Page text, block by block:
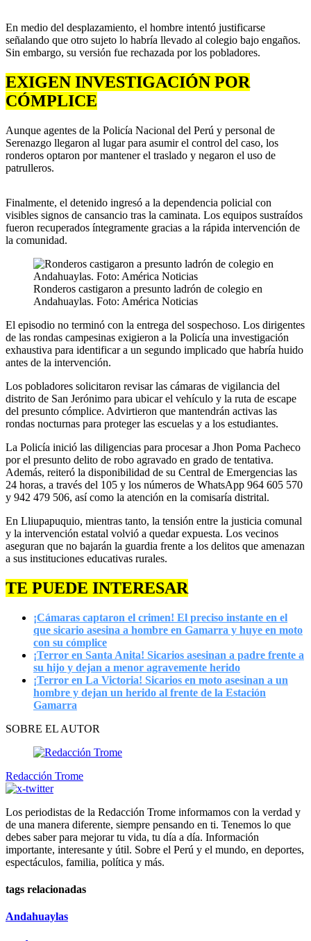
En medio del desplazamiento, el hombre intentó justificarse
señalando que otro sujeto lo habría llevado al colegio bajo engaños.
Sin embargo, su versión fue rechazada por los pobladores.
EXIGEN INVESTIGACIÓN POR
CÓMPLICE
Aunque agentes de la Policía Nacional del Perú y personal de
Serenazgo llegaron al lugar para asumir el control del caso, los
ronderos optaron por mantener el traslado y negaron el uso de
patrulleros.
Finalmente, el detenido ingresó a la dependencia policial con
visibles signos de cansancio tras la caminata. Los equipos sustraídos
fueron recuperados íntegramente gracias a la rápida intervención de
la comunidad.
Ronderos castigaron a presunto ladrón de colegio en
Andahuaylas. Foto: América Noticias
El episodio no terminó con la entrega del sospechoso. Los dirigentes
de las rondas campesinas exigieron a la Policía una investigación
exhaustiva para identificar a un segundo implicado que habría huido
antes de la intervención.
Los pobladores solicitaron revisar las cámaras de vigilancia del
distrito de San Jerónimo para ubicar el vehículo y la ruta de escape
del presunto cómplice. Advirtieron que mantendrán activas las
rondas nocturnas para proteger las escuelas y a los estudiantes.
La Policía inició las diligencias para procesar a Jhon Poma Pacheco
por el presunto delito de robo agravado en grado de tentativa.
Además, reiteró la disponibilidad de su Central de Emergencias las
24 horas, a través del 105 y los números de WhatsApp 964 605 570
y 942 479 506, así como la atención en la comisaría distrital.
En Lliupapuquio, mientras tanto, la tensión entre la justicia comunal
y la intervención estatal volvió a quedar expuesta. Los vecinos
aseguran que no bajarán la guardia frente a los delitos que amenazan
a sus instituciones educativas rurales.
TE PUEDE INTERESAR
¡Cámaras captaron el crimen! El preciso instante en el
que sicario asesina a hombre en Gamarra y huye en moto
con su cómplice
¡Terror en Santa Anita! Sicarios asesinan a padre frente a
su hijo y dejan a menor agravemente herido
¡Terror en La Victoria! Sicarios en moto asesinan a un
hombre y dejan un herido al frente de la Estación
Gamarra
SOBRE EL AUTOR
Redacción Trome
Los periodistas de la Redacción Trome informamos con la verdad y
de una manera diferente, siempre pensando en ti. Tenemos lo que
debes saber para mejorar tu vida, tu día a día. Información
importante, interesante y útil. Sobre el Perú y el mundo, en deportes,
espectáculos, familia, política y más.
tags relacionadas
Andahuaylas